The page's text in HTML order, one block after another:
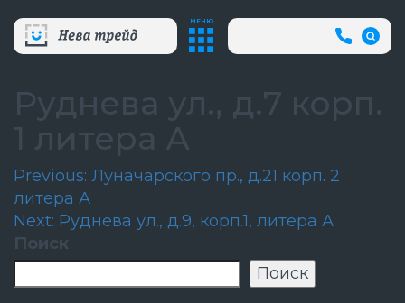
МЕНЮ
+7
(812)
66
Руднева ул., д.7 корп.
1 литера А
Навигация
по
записям
Previous: Луначарского пр., д.21 корп. 2
литера А
Next: Руднева ул., д.9, корп.1, литера А
Поиск
Поиск